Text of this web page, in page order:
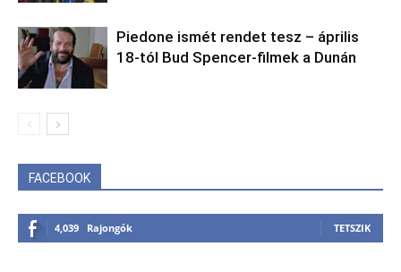
Piedone ismét rendet tesz – április
18-tól Bud Spencer-filmek a Dunán
FACEBOOK
4,039 Rajongók TETSZIK